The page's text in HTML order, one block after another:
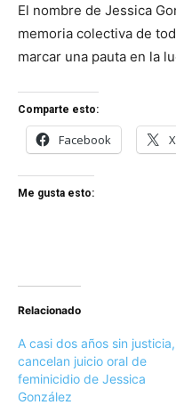
El nombre de Jessica
memoria colectiva de
marcar una pauta en la
Comparte esto:
Facebook X
Me gusta esto:
Relacionado
A casi dos años sin justicia,
cancelan juicio oral de
feminicidio de Jessica
González